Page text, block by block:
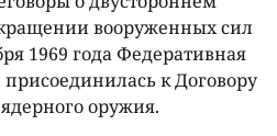
вооруженных сил
1969 года Федеративная
к Договору
оружия.